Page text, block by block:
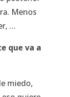
Menos
…
que va a
miedo,